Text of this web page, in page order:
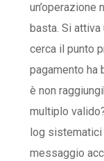
un’operazione
basta. Si
cerca il punto
pagamento ha
è non
multiplo
log sistematici
messaggio